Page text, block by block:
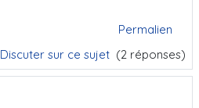
Permalien
Discuter sur ce sujet (2 réponses)